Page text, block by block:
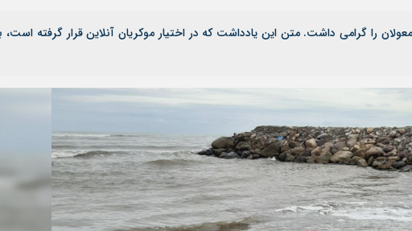
را گرامی داشت. متن این یادداشت که در اختیار موکریان آنلاین قرار گرفته است،